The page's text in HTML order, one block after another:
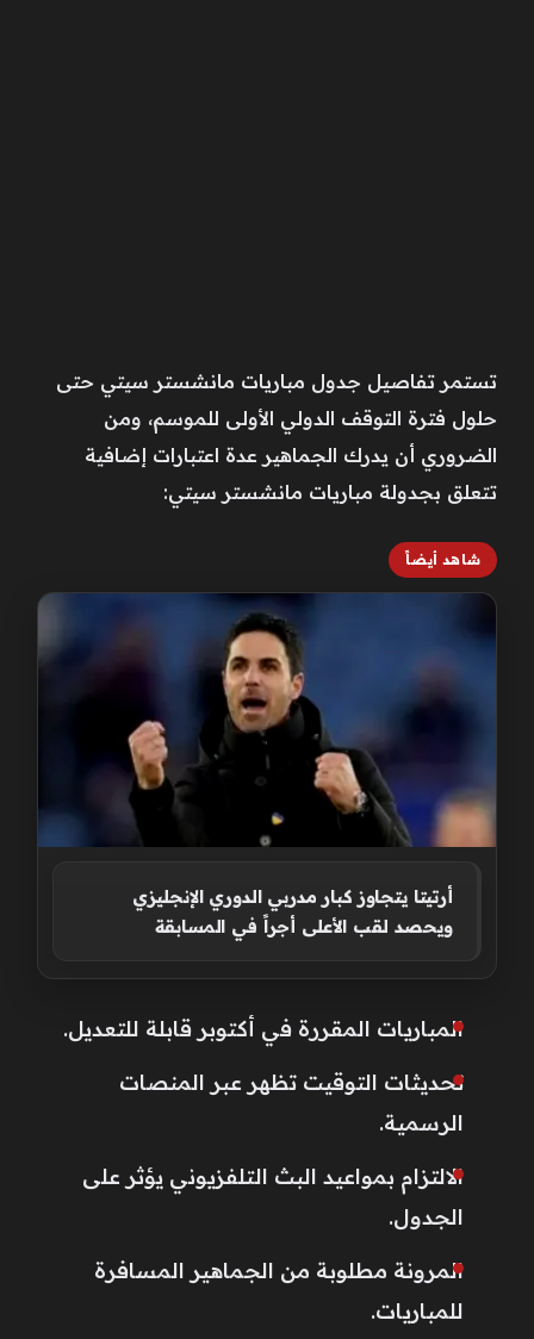
تستمر تفاصيل جدول مباريات مانشستر سيتي حتى
حلول فترة التوقف الدولي الأولى للموسم، ومن
الضروري أن يدرك الجماهير عدة اعتبارات إضافية
تتعلق بجدولة مباريات مانشستر سيتي:
شاهد أيضاً
أرتيتا يتجاوز كبار مدربي الدوري الإنجليزي
ويحصد لقب الأعلى أجراً في المسابقة
المباريات المقررة في أكتوبر قابلة للتعديل.
تحديثات التوقيت تظهر عبر المنصات
الرسمية.
الالتزام بمواعيد البث التلفزيوني يؤثر على
الجدول.
المرونة مطلوبة من الجماهير المسافرة
للمباريات.